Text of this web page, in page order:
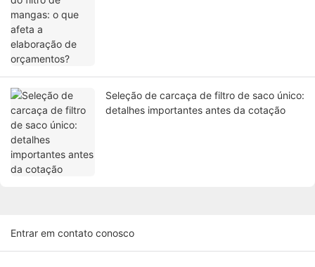
Seleção de carcaça de filtro de saco único:
detalhes importantes antes da cotação
Entrar em contato conosco